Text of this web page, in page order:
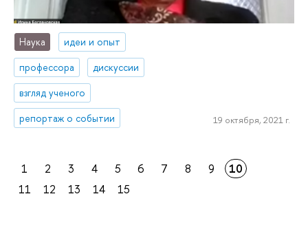
Наука
идеи и опыт
профессора
дискуссии
взгляд ученого
репортаж о событии
19 октября, 2021 г.
1 2 3 4 5 6 7 8 9
10
11
12 13 14 15